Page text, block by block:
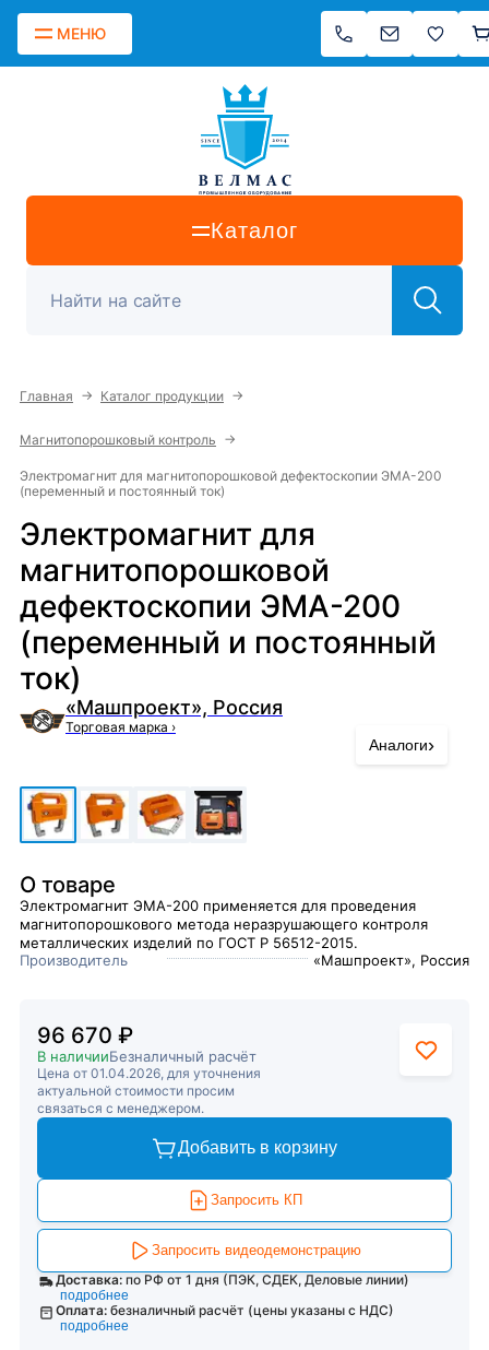
МЕНЮ
Каталог
Главная → Каталог продукции →
Магнитопорошковый контроль →
Электромагнит для магнитопорошковой дефектоскопии ЭМА-200
(переменный и постоянный ток)
Электромагнит для
магнитопорошковой
дефектоскопии ЭМА-200
(переменный и постоянный
ток)
«Машпроект», Россия
Торговая марка ›
Аналоги›
О товаре
Электромагнит ЭМА-200 применяется для проведения
магнитопорошкового метода неразрушающего контроля
металлических изделий по ГОСТ Р 56512-2015.
Производитель
«Машпроект», Россия
96 670 ₽
В наличииБезналичный расчёт
Цена от 01.04.2026, для уточнения
актуальной стоимости просим
связаться с менеджером.
Добавить в корзину
Запросить КП
Запросить видеодемонстрацию
Доставка: по РФ от 1 дня (ПЭК, СДЕК, Деловые линии)
подробнее
Оплата: безналичный расчёт (цены указаны с НДС)
подробнее